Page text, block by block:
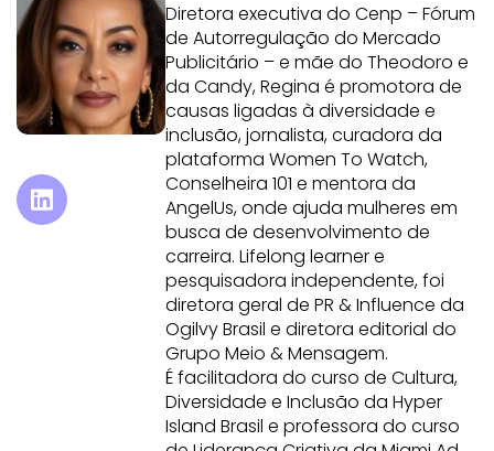
Diretora executiva do Cenp – Fórum
de Autorregulação do Mercado
Publicitário – e mãe do Theodoro e
da Candy, Regina é promotora de
causas ligadas à diversidade e
inclusão, jornalista, curadora da
plataforma Women To Watch,
Conselheira 101 e mentora da
AngelUs, onde ajuda mulheres em
busca de desenvolvimento de
carreira. Lifelong learner e
pesquisadora independente, foi
diretora geral de PR & Influence da
Ogilvy Brasil e diretora editorial do
Grupo Meio & Mensagem.
É facilitadora do curso de Cultura,
Diversidade e Inclusão da Hyper
Island Brasil e professora do curso